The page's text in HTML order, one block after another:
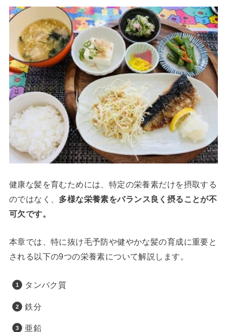
健康な髪を育むためには、特定の栄養素だけを摂取する
のではなく、 多様な栄養素をバランス良く摂ることが不
可欠です。
本章では、特に抜け毛予防や健やかな髪の育成に重要と
される以下の9つの栄養素について解説します。
タンパク質
鉄分
亜鉛